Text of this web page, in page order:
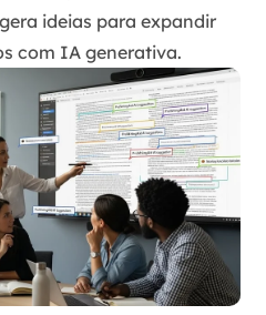
ideias para expandir
com IA generativa.